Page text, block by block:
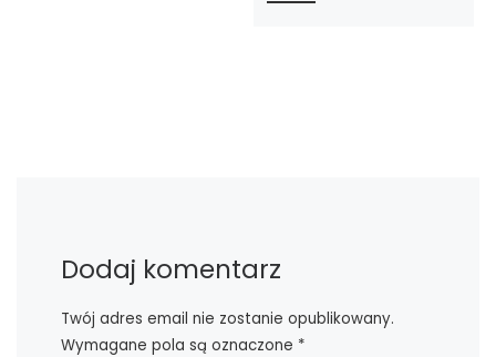
Dodaj komentarz
Twój adres email nie zostanie opublikowany.
Wymagane pola są oznaczone *